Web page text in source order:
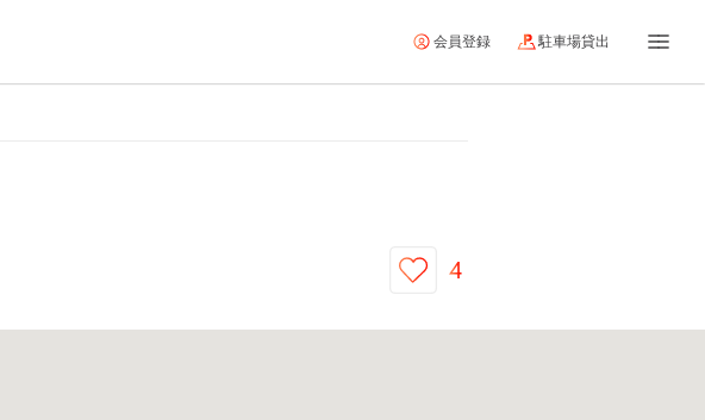
会員登録 駐車場貸出
4